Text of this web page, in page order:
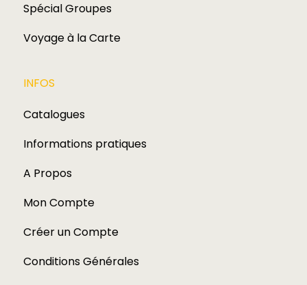
Spécial Groupes
Voyage à la Carte
INFOS
Catalogues
Informations pratiques
A Propos
Mon Compte
Créer un Compte
Conditions Générales